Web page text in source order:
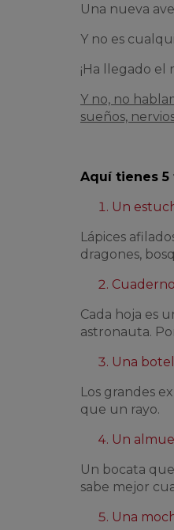
Una nueva
Y no es
¡Ha llegado
Y no, no
sueños,
Aquí tienes 5
Un
Lápices
dragones,
Cada hoja es
astronauta.
Una
Los grandes
que un rayo.
Un
Un bocata
sabe mejor
Una